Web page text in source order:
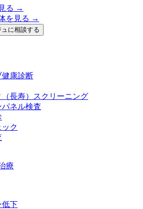
る →
を見る →
に相談する
健康診断
（長寿）スクリーニング
ネル検査
ク
療
低下